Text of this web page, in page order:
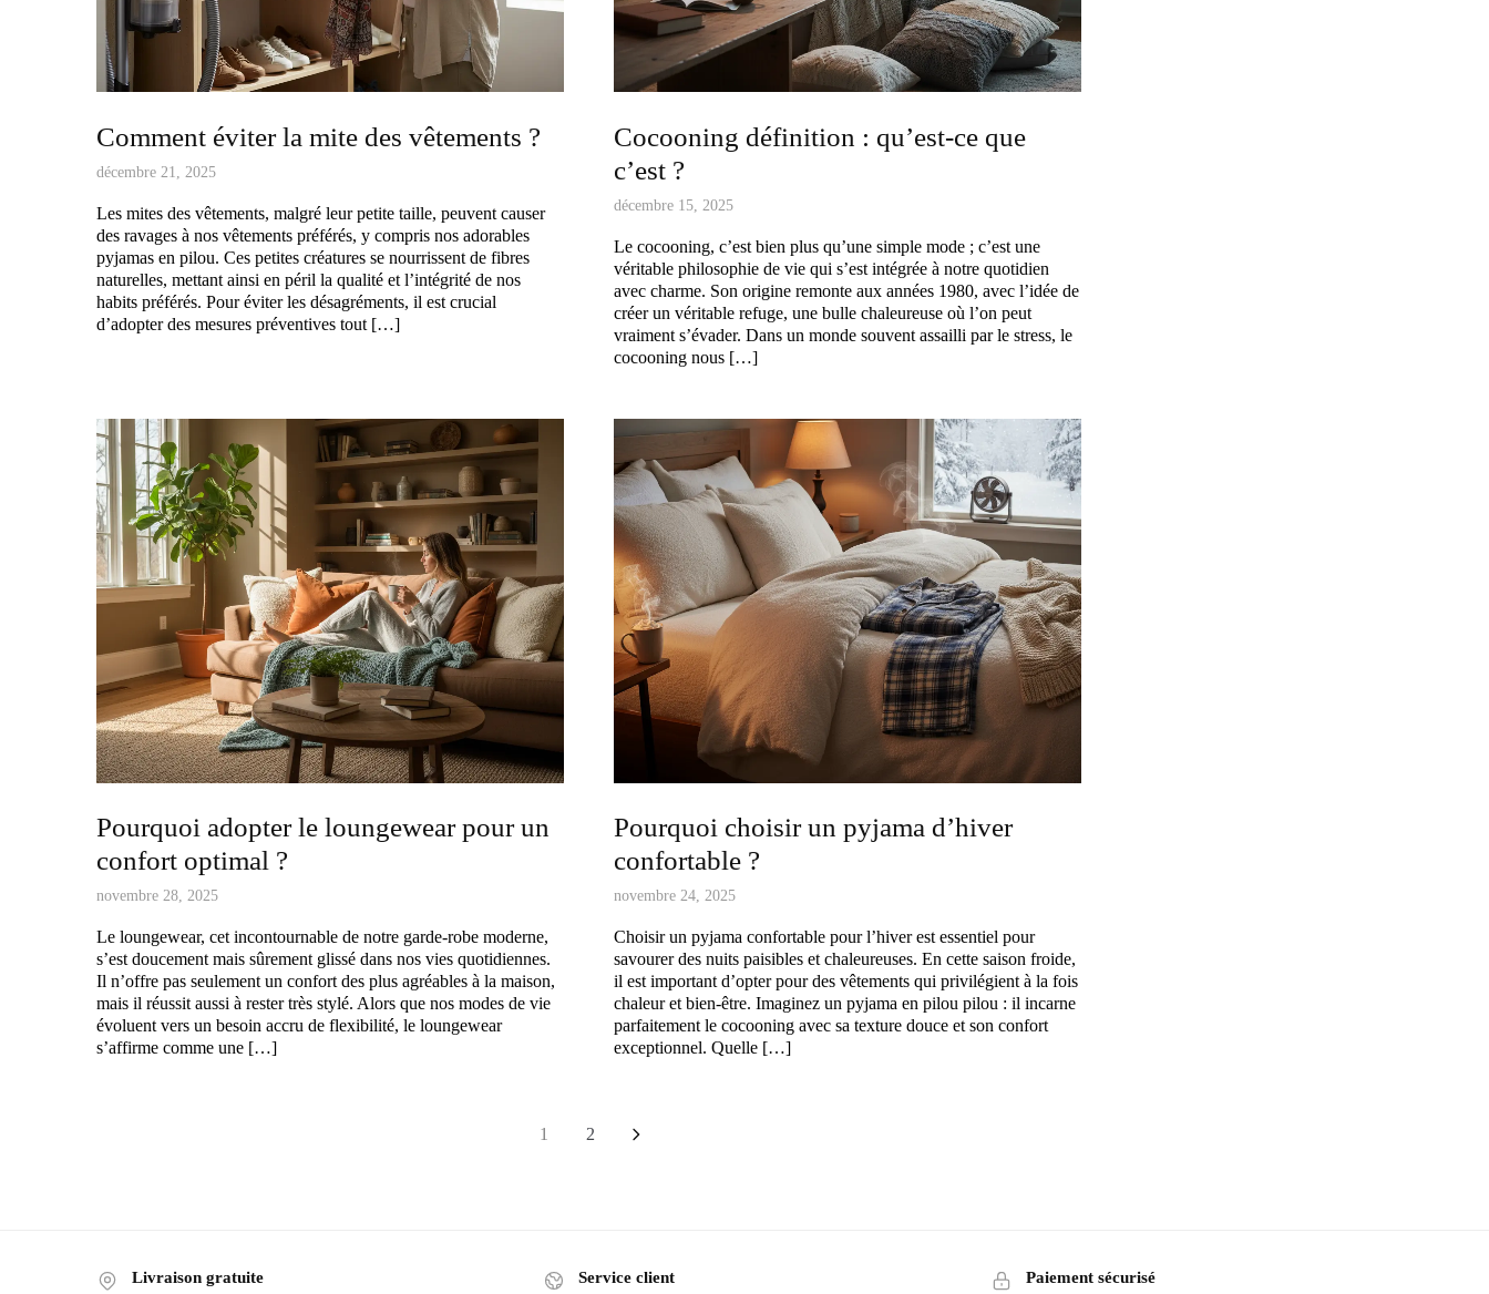
Comment éviter la mite des vêtements ?
décembre 21, 2025
Les mites des vêtements, malgré leur petite taille, peuvent causer
des ravages à nos vêtements préférés, y compris nos adorables
pyjamas en pilou. Ces petites créatures se nourrissent de fibres
naturelles, mettant ainsi en péril la qualité et l’intégrité de nos
habits préférés. Pour éviter les désagréments, il est crucial
d’adopter des mesures préventives tout […]
Cocooning définition : qu’est-ce que
c’est ?
décembre 15, 2025
Le cocooning, c’est bien plus qu’une simple mode ; c’est une
véritable philosophie de vie qui s’est intégrée à notre quotidien
avec charme. Son origine remonte aux années 1980, avec l’idée de
créer un véritable refuge, une bulle chaleureuse où l’on peut
vraiment s’évader. Dans un monde souvent assailli par le stress, le
cocooning nous […]
Pourquoi adopter le loungewear pour un
confort optimal ?
novembre 28, 2025
Le loungewear, cet incontournable de notre garde-robe moderne,
s’est doucement mais sûrement glissé dans nos vies quotidiennes.
Il n’offre pas seulement un confort des plus agréables à la maison,
mais il réussit aussi à rester très stylé. Alors que nos modes de vie
évoluent vers un besoin accru de flexibilité, le loungewear
s’affirme comme une […]
Pourquoi choisir un pyjama d’hiver
confortable ?
novembre 24, 2025
Choisir un pyjama confortable pour l’hiver est essentiel pour
savourer des nuits paisibles et chaleureuses. En cette saison froide,
il est important d’opter pour des vêtements qui privilégient à la fois
chaleur et bien-être. Imaginez un pyjama en pilou pilou : il incarne
parfaitement le cocooning avec sa texture douce et son confort
exceptionnel. Quelle […]
1 2
Livraison gratuite Service client Paiement sécurisé